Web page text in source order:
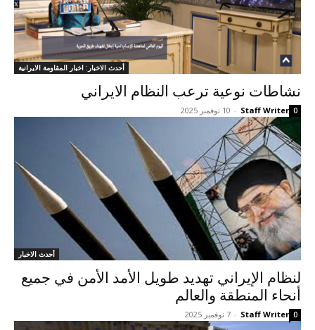
أحدث الاخبار: اخبار المقاومة الايرانية
نشاطات نوعية ترعب النظام الايراني
Staff Writer
- 10 نوفمبر 2025 0
أحدث الاخبار
لنظام الإيراني تهديد طويل الأمد الأمن في جميع
أنحاء المنطقة والعالم
Staff Writer
- 7 نوفمبر 2025 0